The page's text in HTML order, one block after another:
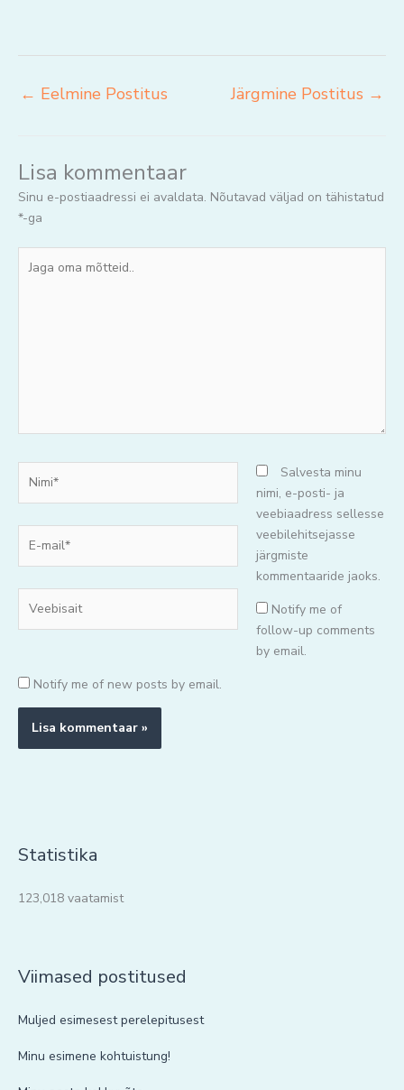
← Eelmine Postitus Järgmine Postitus →
Lisa kommentaar
Sinu e-postiaadressi ei avaldata. Nõutavad väljad on tähistatud
*-ga
oma
mail*
Salvesta minu
nimi, e-posti- ja
veebiaadress sellesse
veebilehitsejasse
järgmiste
kommentaaride jaoks.
Notify me of
follow-up comments
by email.
Notify me of new posts by email.
Statistika
123,018 vaatamist
Viimased postitused
Muljed esimesest perelepitusest
Minu esimene kohtuistung!